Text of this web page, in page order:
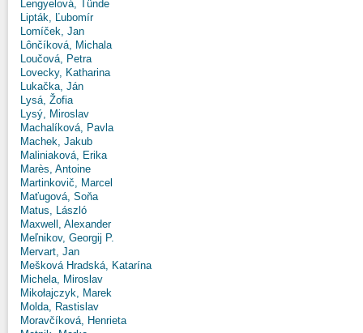
Lengyelová, Tünde
Lipták, Ľubomír
Lomíček, Jan
Lônčíková, Michala
Loučová, Petra
Lovecky, Katharina
Lukačka, Ján
Lysá, Žofia
Lysý, Miroslav
Machalíková, Pavla
Machek, Jakub
Maliniaková, Erika
Marès, Antoine
Martinkovič, Marcel
Maťugová, Soňa
Matus, László
Maxwell, Alexander
Meľnikov, Georgij P.
Mervart, Jan
Mešková Hradská, Katarína
Michela, Miroslav
Mikołajczyk, Marek
Molda, Rastislav
Moravčíková, Henrieta